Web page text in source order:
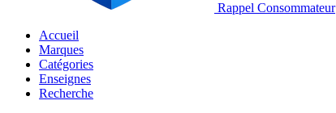
Rappel Consommateur
Accueil
Marques
Catégories
Enseignes
Recherche